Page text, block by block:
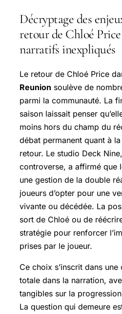
Décryptage des
retour de Chloé
narratifs inexpliqués
Le retour de Chloé Price
Reunion soulève de
parmi la communauté. La
saison laissait penser
moins hors du champ du
débat permanent quant à
retour. Le studio Deck
controverse, a affirmé que
une gestion de la double
joueurs d’opter pour une
vivante ou décédée. La
sort de Chloé ou de
stratégie pour renforcer
prises par le joueur.
Ce choix s’inscrit dans
totale dans la narration,
tangibles sur la
La question qui demeure